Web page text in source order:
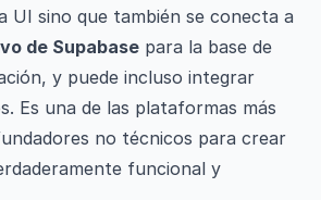
UI sino que también se conecta a
de Supabase para la base de
y puede incluso integrar
Es una de las plataformas más
no técnicos para crear
funcional y